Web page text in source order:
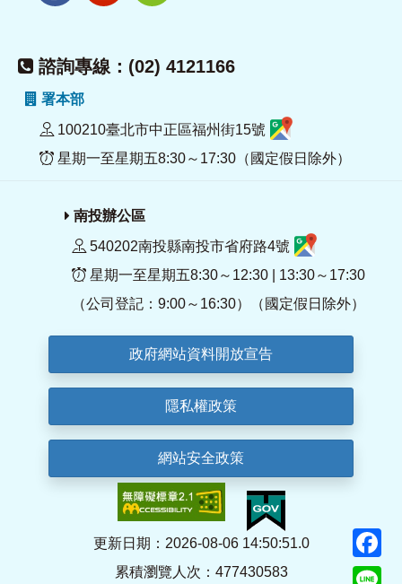
諮詢專線：(02) 4121166
署本部
100210臺北市中正區福州街15號
星期一至星期五8:30～17:30（國定假日除外）
南投辦公區
540202南投縣南投市省府路4號
星期一至星期五8:30～12:30 | 13:30～17:30
（公司登記：9:00～16:30）（國定假日除外）
政府網站資料開放宣告
隱私權政策
網站安全政策
更新日期：2026-08-06 14:50:51.0
累積瀏覽人次：477430583